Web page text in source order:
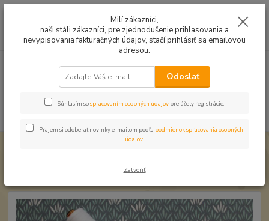
0949224331
9:00 -14:30
za0,00 EUR
Úplet Ryža mint
Úplet Ryža mint
Milí zákazníci,
naši stáli zákazníci, pre zjednodušenie prihlasovania a
nevypisovania fakturačných údajov, stačí prihlásiť sa emailovou
adresou.
Odoslať
Súhlasím sospracovaním osobných údajov pre účely registrácie.
Prajem si odoberať novinky e-mailom podľa podmienok spracovania osobných
údajov.
Zatvoriť